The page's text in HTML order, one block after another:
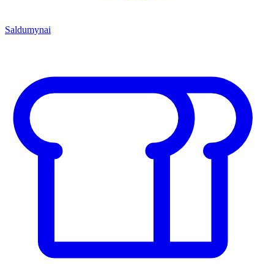
Saldumynai